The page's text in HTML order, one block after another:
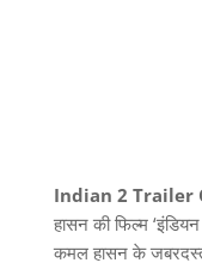
Indian 2 Trailer
हासन की फिल्म
कमल हासन के